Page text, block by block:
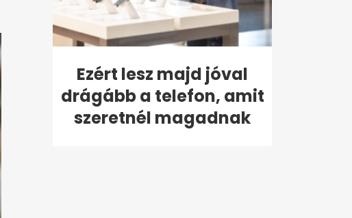
Ezért lesz majd jóval
drágább a telefon, amit
szeretnél magadnak